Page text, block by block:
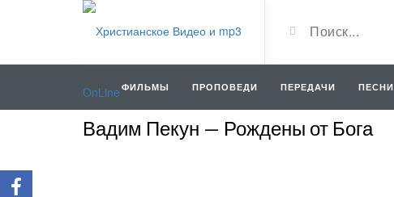
ФИЛЬМЫ ПРОПОВЕДИ ПЕРЕДАЧИ ПЕСНИ
Вадим Пекун — Рождены от Бога